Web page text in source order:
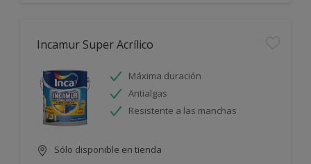
Incamur Super Acrílico
Máxima duración
Antialgas
Resistente a las manchas
Sólo disponible en tienda